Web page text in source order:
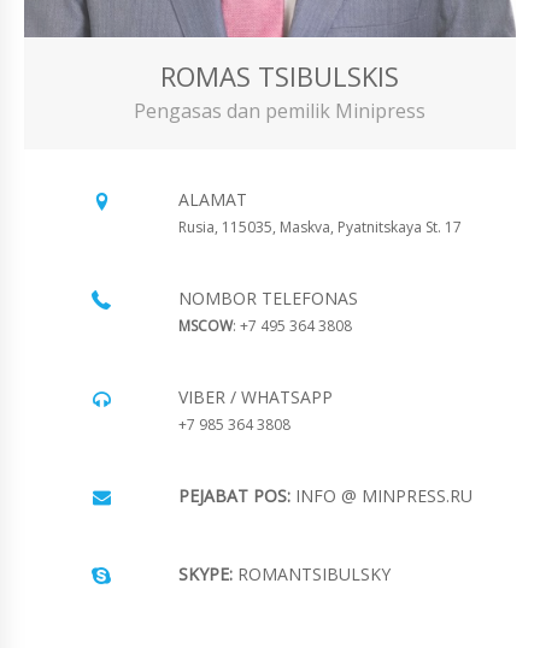
ROMAS TSIBULSKIS
Pengasas dan pemilik Minipress
ALAMAT
Rusia, 115035, Maskva, Pyatnitskaya St. 17
NOMBOR TELEFONAS
MSCOW: +7 495 364 3808
VIBER / WHATSAPP
+7 985 364 3808
PEJABAT POS: INFO @ MINPRESS.RU
SKYPE: ROMANTSIBULSKY